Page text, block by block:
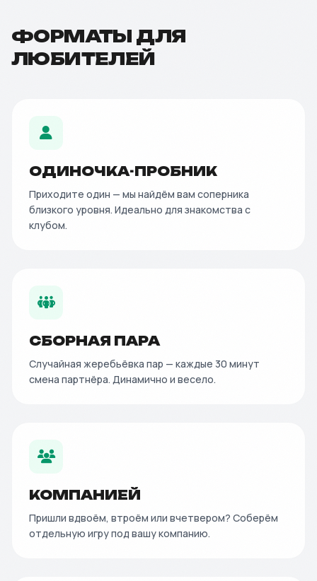
ФОРМАТЫ ДЛЯ
ЛЮБИТЕЛЕЙ
ОДИНОЧКА-ПРОБНИК
Приходите один — мы найдём вам соперника
близкого уровня. Идеально для знакомства с
клубом.
СБОРНАЯ ПАРА
Случайная жеребьёвка пар — каждые 30 минут
смена партнёра. Динамично и весело.
КОМПАНИЕЙ
Пришли вдвоём, втроём или вчетвером? Соберём
отдельную игру под вашу компанию.